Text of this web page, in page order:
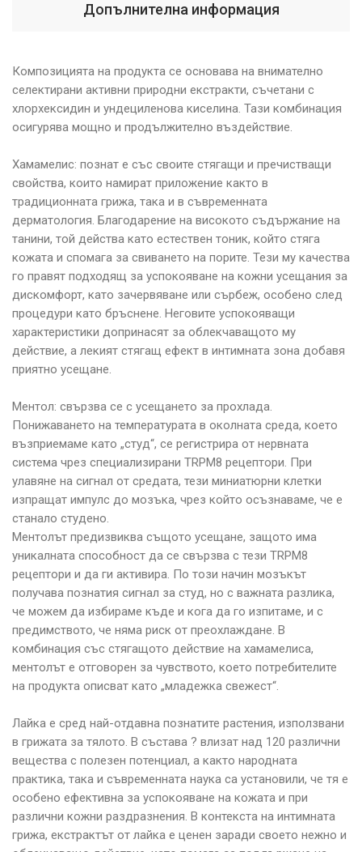
Допълнителна информация
Композицията на продукта се основава на внимателно
селектирани активни природни екстракти, съчетани с
хлорхексидин и ундециленова киселина. Тази комбинация
осигурява мощно и продължително въздействие.
Хамамелис: познат е със своите стягащи и пречистващи
свойства, които намират приложение както в
традиционната грижа, така и в съвременната
дерматология. Благодарение на високото съдържание на
танини, той действа като естествен тоник, който стяга
кожата и спомага за свиването на порите. Тези му качества
го правят подходящ за успокояване на кожни усещания за
дискомфорт, като зачервяване или сърбеж, особено след
процедури като бръснене. Неговите успокояващи
характеристики допринасят за облекчаващото му
действие, а лекият стягащ ефект в интимната зона добавя
приятно усещане.
Ментол: свързва се с усещането за прохлада.
Понижаването на температурата в околната среда, което
възприемаме като „студ“, се регистрира от нервната
система чрез специализирани TRPM8 рецептори. При
улавяне на сигнал от средата, тези миниатюрни клетки
изпращат импулс до мозъка, чрез който осъзнаваме, че е
станало студено.
Ментолът предизвиква същото усещане, защото има
уникалната способност да се свързва с тези TRPM8
рецептори и да ги активира. По този начин мозъкът
получава познатия сигнал за студ, но с важната разлика,
че можем да избираме къде и кога да го изпитаме, и с
предимството, че няма риск от преохлаждане. В
комбинация със стягащото действие на хамамелиса,
ментолът е отговорен за чувството, което потребителите
на продукта описват като „младежка свежест“.
Лайка е сред най-отдавна познатите растения, използвани
в грижата за тялото. В състава ? влизат над 120 различни
вещества с полезен потенциал, а както народната
практика, така и съвременната наука са установили, че тя е
особено ефективна за успокояване на кожата и при
различни кожни раздразнения. В контекста на интимната
грижа, екстрактът от лайка е ценен заради своето нежно и